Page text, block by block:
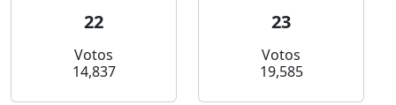
22
Votos
14,837
23
Votos
19,585